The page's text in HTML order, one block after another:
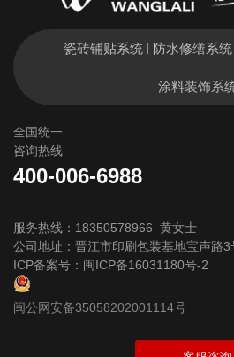
瓷砖铺贴系统 防水修缮系统
涂料装饰系
全国统一
咨询热线
400-006-6988
服务热线：18350578966 黄女士
公司地址：晋江市印刷包装基地宝声路3
ICP备案号： 闽ICP备16031180号-2
闽公网安备35058202001114号